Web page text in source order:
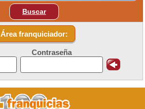
Buscar
Área franquiciador:
Contraseña